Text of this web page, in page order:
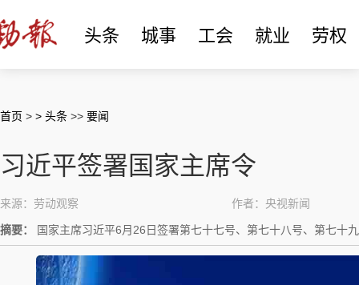
头条 城事 工会 就业 劳权
首页 > > 头条 >> 要闻
习近平签署国家主席令
来源：劳动观察 作者：央视新闻
摘要： 国家主席习近平6月26日签署第七十七号、第七十八号、第七十